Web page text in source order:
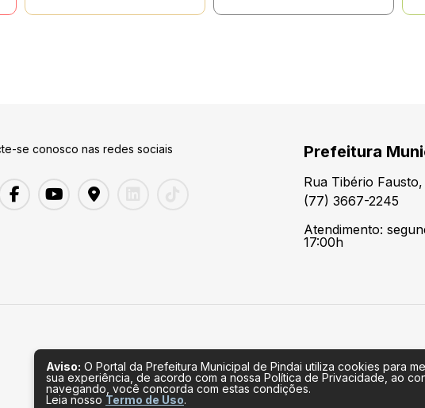
se conosco nas redes sociais Prefeitura
Rua Tibério
(77) 3667-2245
Atendimento:
17:00h
Aviso: O Portal da Prefeitura Municipal de Pindai utiliza cookies para
sua experiência, de acordo com a nossa Política de Privacidade, ao
navegando, você concorda com estas condições.
Leia nosso Termo de Uso.